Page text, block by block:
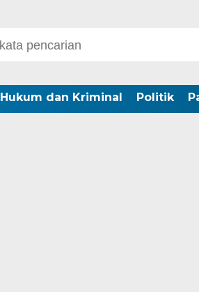
Hukum dan Kriminal Politik